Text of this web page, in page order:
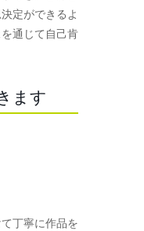
定ができるよ
通じて自己肯
ます
丁寧に作品を